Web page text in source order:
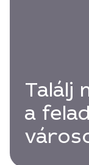
Találj
a